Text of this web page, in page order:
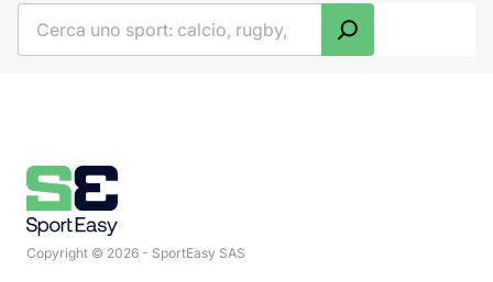
Copyright © 2026 - SportEasy SAS